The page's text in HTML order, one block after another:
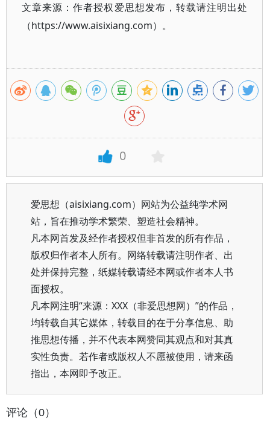
文章来源：作者授权爱思想发布，转载请注明出处
（https://www.aisixiang.com）。
0
爱思想（aisixiang.com）网站为公益纯学术网
站，旨在推动学术繁荣、塑造社会精神。
凡本网首发及经作者授权但非首发的所有作品，
版权归作者本人所有。网络转载请注明作者、出
处并保持完整，纸媒转载请经本网或作者本人书
面授权。
凡本网注明“来源：XXX（非爱思想网）”的作品，
均转载自其它媒体，转载目的在于分享信息、助
推思想传播，并不代表本网赞同其观点和对其真
实性负责。若作者或版权人不愿被使用，请来函
指出，本网即予改正。
评论（0）